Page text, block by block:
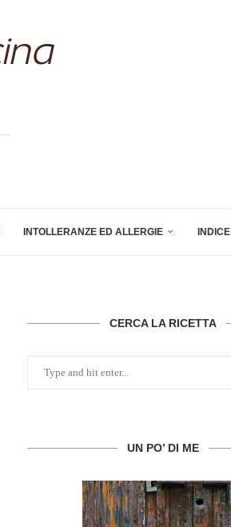
INTOLLERANZE ED ALLERGIE INDICE
CERCA LA RICETTA
UN PO’ DI ME